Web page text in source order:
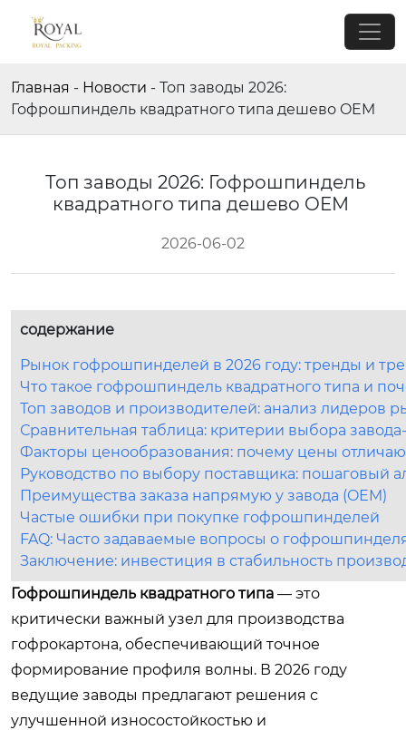
Главная - Новости - Топ заводы 2026:
Гофрошпиндель квадратного типа дешево OEM
Топ заводы 2026: Гофрошпиндель
квадратного типа дешево OEM
2026-06-02
содержание
Рынок гофрошпинделей в 2026 году: тренды и
Что такое гофрошпиндель квадратного типа и
Топ заводов и производителей: анализ лидеров
Сравнительная таблица: критерии выбора
Факторы ценообразования: почему цены
Руководство по выбору поставщика: пошаговый
Преимущества заказа напрямую у завода (OEM)
Частые ошибки при покупке гофрошпинделей
FAQ: Часто задаваемые вопросы о
Заключение: инвестиция в стабильность
Гофрошпиндель квадратного типа — это
критически важный узел для производства
гофрокартона, обеспечивающий точное
формирование профиля волны. В 2026 году
ведущие заводы предлагают решения с
улучшенной износостойкостью и